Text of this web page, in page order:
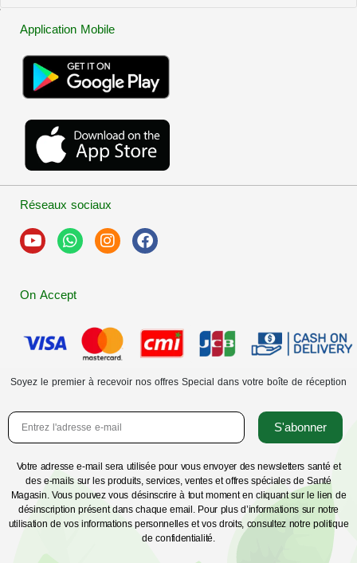
Application Mobile
Réseaux sociaux
On Accept
Soyez le premier à recevoir nos offres Special dans votre boîte de réception
S'abonner
Votre adresse e-mail sera utilisée pour vous envoyer des newsletters santé et
des e-mails sur les produits, services, ventes et offres spéciales de Santé
Magasin. Vous pouvez vous désinscrire à tout moment en cliquant sur le lien de
désinscription présent dans chaque email. Pour plus d’informations sur notre
utilisation de vos informations personnelles et vos droits, consultez notre politique
de confidentialité.